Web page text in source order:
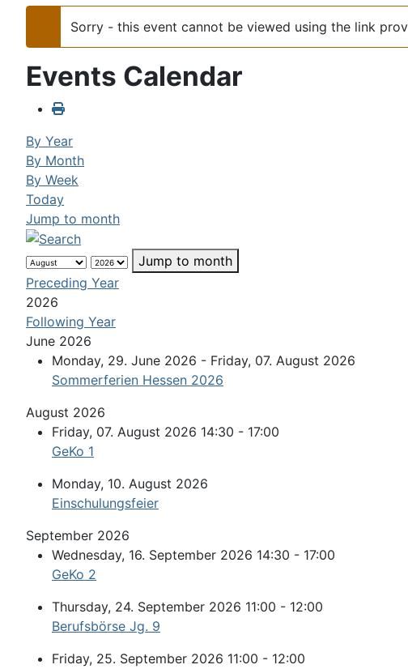
Warnung
Sorry - this event cannot be viewed using the link
Events Calendar
By Year
By Month
By Week
Today
Jump to month
Jump to month
Preceding Year
2026
Following Year
June 2026
Monday, 29. June 2026 - Friday, 07. August 2026
Sommerferien Hessen 2026
August 2026
Friday, 07. August 2026 14:30 - 17:00
GeKo 1
Monday, 10. August 2026
Einschulungsfeier
September 2026
Wednesday, 16. September 2026 14:30 - 17:00
GeKo 2
Thursday, 24. September 2026 11:00 - 12:00
Berufsbörse Jg. 9
Friday, 25. September 2026 11:00 - 12:00